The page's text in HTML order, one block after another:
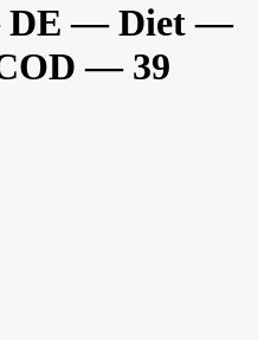
DE — Diet —
— 39